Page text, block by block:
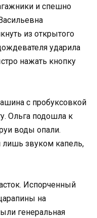
и спешно
из открытого
ударила
нажать кнопку
с пробуксовкой
Ольга подошла к
воды опали.
лишь звуком капель,
Испорченный
на
генеральная